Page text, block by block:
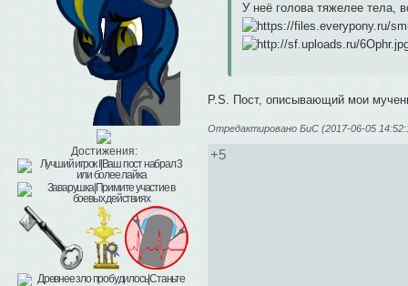
Достижения:
У неё голова тяжелее тела,
P.S. Пост, описывающий мои
Отредактировано БиС (2017-06-05
+5